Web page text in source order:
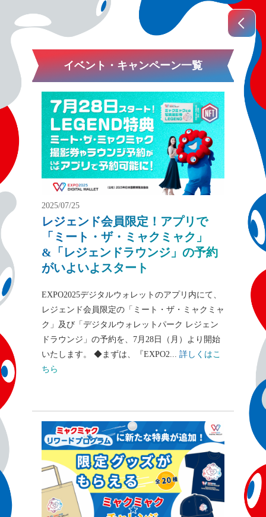
イベント・キャンペーン一覧
2025/07/25
レジェンド会員限定！アプリで
「ミート・ザ・ミャクミャク」
&「レジェンドラウンジ」の予約
がいよいよスタート
EXPO2025デジタルウォレットのアプリ内にて、
レジェンド会員限定の「ミート・ザ・ミャクミャ
ク」及び「デジタルウォレットパーク レジェン
ドラウンジ」の予約を、7月28日（月）より開始
いたします。 ◆まずは、『EXPO2... 詳しくはこ
ちら